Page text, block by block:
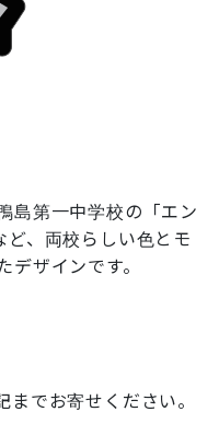
島第一中学校の「エン
、両校らしい色とモ
デザインです。
でお寄せください。